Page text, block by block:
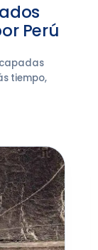
Perú
tiempo,